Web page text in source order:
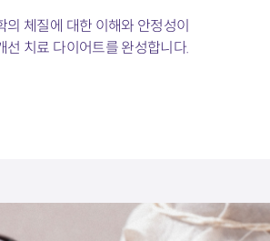
의 체질에 대한 이해와 안정성이
선 치료 다이어트를 완성합니다.